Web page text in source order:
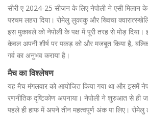
सीरी ए 2024-25 सीजन के लिए नेपोली ने एसी मिलान
परचम लहरा दिया। रोमेलु लुकाकु और ख्विचा
इस मुकाबले को नेपोली के पक्ष में पूरी तरह से मोड़
केवल अपनी शीर्ष पर पकड़ को और मजबूत किया है,
गर्व का अनुभव कराया है।
मैच का विश्लेषण
यह मैच मंगलवार को आयोजित किया गया था और इसमें
रणनीतिक दृष्टिकोण अपनाया। नेपोली ने शुरुआत से ही
पहले ही हाफ में अपने तीन महत्वपूर्ण अंक पा लिए।